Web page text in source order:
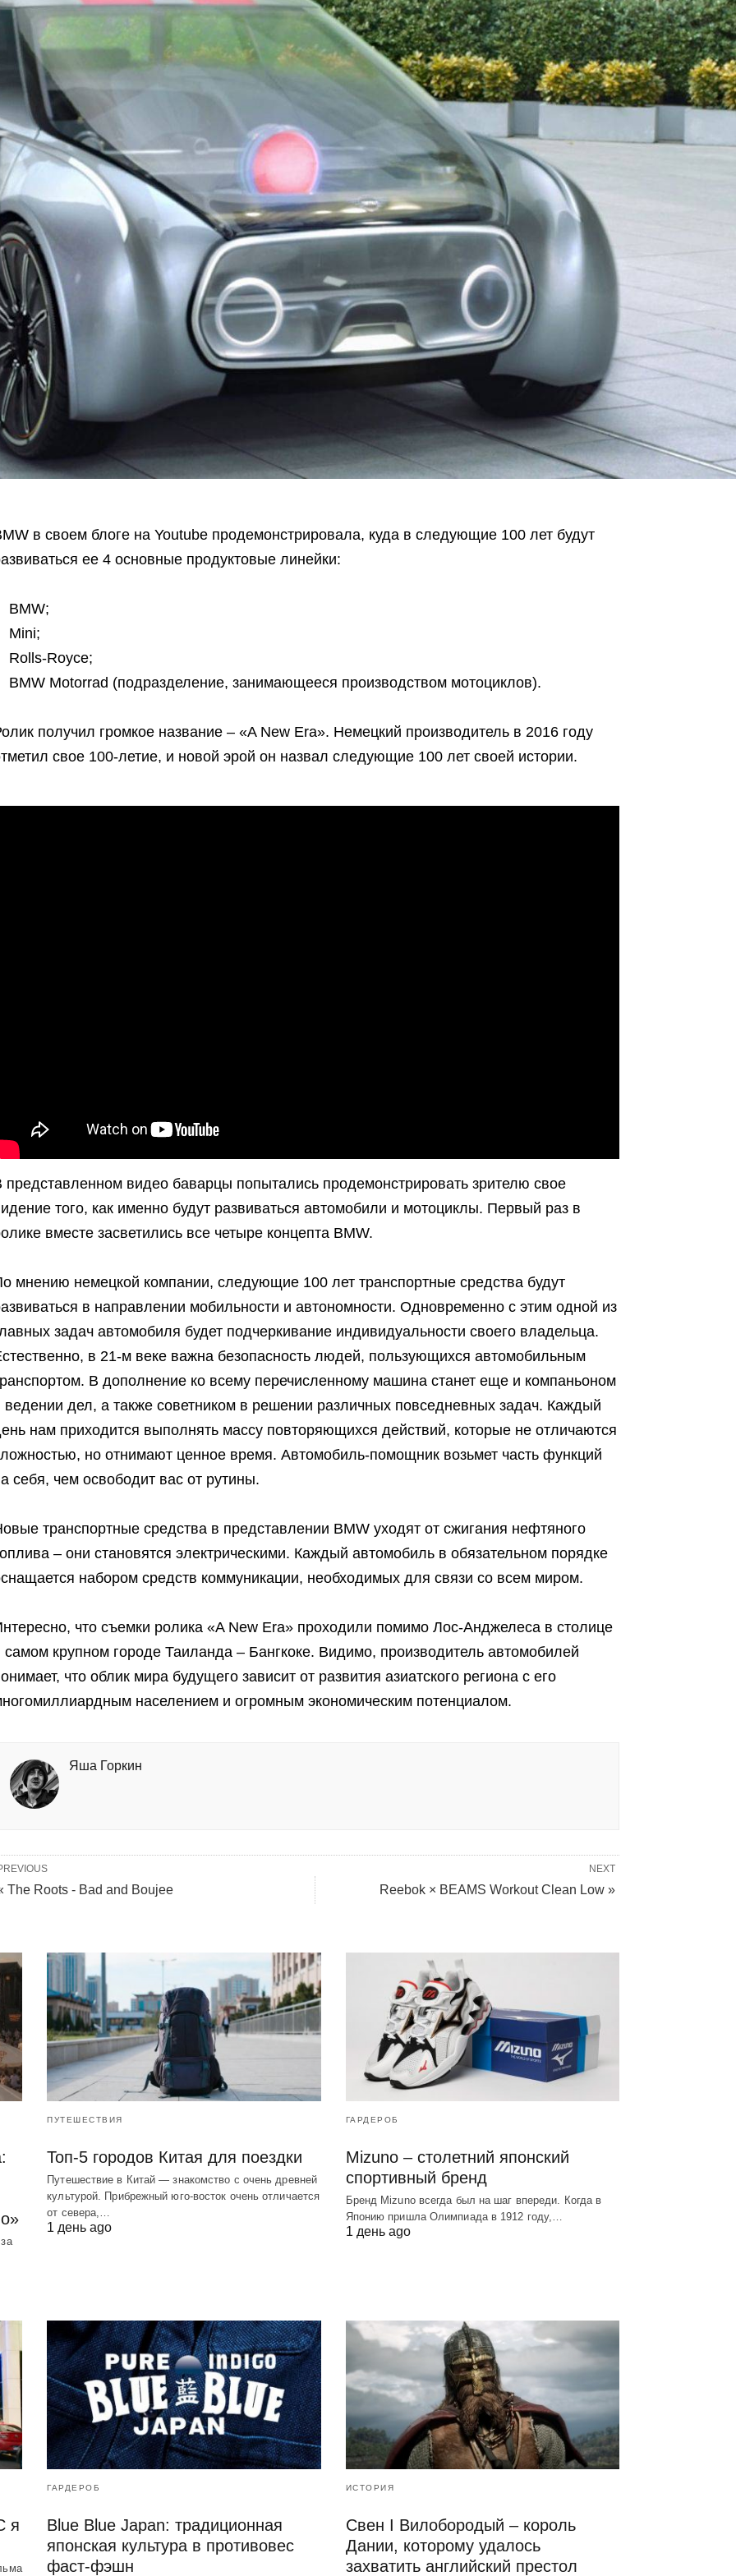
в своем блоге на Youtube продемонстрировала, куда в следующие 100 лет будут
ее 4 основные продуктовые линейки:
BMW;
Mini;
Rolls-Royce;
BMW Motorrad (подразделение, занимающееся производством мотоциклов).
получил громкое название – «A New Era». Немецкий производитель в 2016 году
свое 100-летие, и новой эрой он назвал следующие 100 лет своей истории.
представленном видео баварцы попытались продемонстрировать зрителю свое
того, как именно будут развиваться автомобили и мотоциклы. Первый раз в
вместе засветились все четыре концепта BMW.
мнению немецкой компании, следующие 100 лет транспортные средства будут
в направлении мобильности и автономности. Одновременно с этим одной из
задач автомобиля будет подчеркивание индивидуальности своего владельца.
в 21-м веке важна безопасность людей, пользующихся автомобильным
В дополнение ко всему перечисленному машина станет еще и компаньоном
ведении дел, а также советником в решении различных повседневных задач. Каждый
нам приходится выполнять массу повторяющихся действий, которые не отличаются
но отнимают ценное время. Автомобиль-помощник возьмет часть функций
себя, чем освободит вас от рутины.
транспортные средства в представлении BMW уходят от сжигания нефтяного
– они становятся электрическими. Каждый автомобиль в обязательном порядке
набором средств коммуникации, необходимых для связи со всем миром.
что съемки ролика «A New Era» проходили помимо Лос-Анджелеса в столице
самом крупном городе Таиланда – Бангкоке. Видимо, производитель автомобилей
что облик мира будущего зависит от развития азиатского региона с его
населением и огромным экономическим потенциалом.
Яша Горкин
NEXT
Reebok × BEAMS Workout Clean Low »
The Roots - Bad and Boujee
ПУТЕШЕСТВИЯ
Топ-5 городов Китая для поездки
Путешествие в Китай — знакомство с очень древней
культурой. Прибрежный юго-восток очень отличается
от севера,…
1 день ago
ГАРДЕРОБ
Mizuno – столетний японский
спортивный бренд
Бренд Mizuno всегда был на шаг впереди. Когда в
Японию пришла Олимпиада в 1912 году,…
1 день ago
я
ГАРДЕРОБ
Blue Blue Japan: традиционная
японская культура в противовес
фаст-фэшн
ИСТОРИЯ
Свен I Вилобородый – король
Дании, которому удалось
захватить английский престол